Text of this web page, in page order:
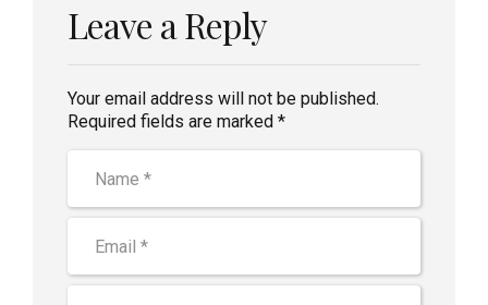
Leave a Reply
Your email address will not be published.
Required fields are marked *